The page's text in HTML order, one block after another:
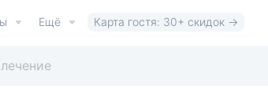
Ещё Карта гостя: 30+ скидок →